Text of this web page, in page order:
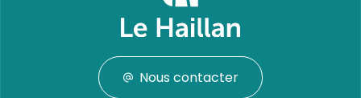
Nous contacter